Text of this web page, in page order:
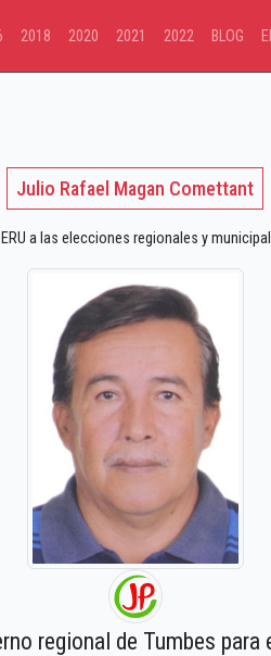
2018 2020 2021 2022 BLOG
Julio Rafael Magan Comettant
a las elecciones regionales y
regional de Tumbes